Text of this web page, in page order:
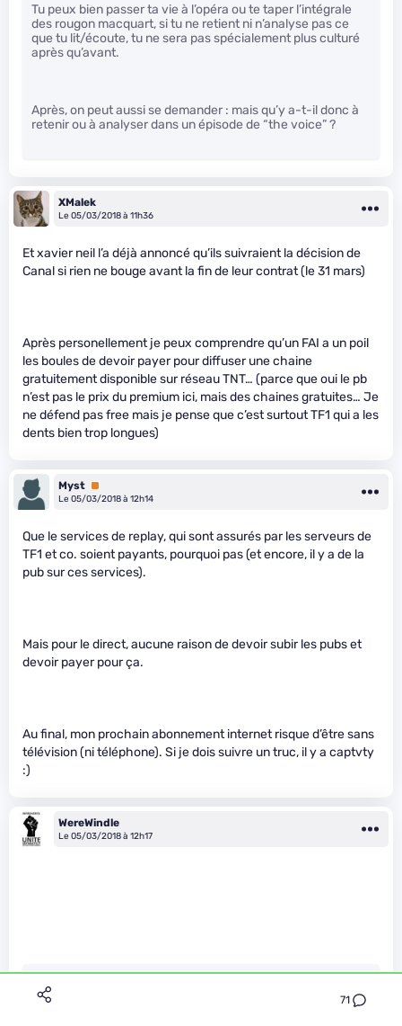
71
Tu peux bien passer ta vie à l’opéra ou te taper l’intégrale
des rougon macquart, si tu ne retient ni n’analyse pas ce
que tu lit/écoute, tu ne sera pas spécialement plus culturé
après qu’avant.
Après, on peut aussi se demander : mais qu’y a-t-il donc à
retenir ou à analyser dans un épisode de “the voice” ?
XMalek
Le 05/03/2018 à 11h36
Et xavier neil l’a déjà annoncé qu’ils suivraient la décision de
Canal si rien ne bouge avant la fin de leur contrat (le 31 mars)
Après personellement je peux comprendre qu’un FAI a un poil
les boules de devoir payer pour diffuser une chaine
gratuitement disponible sur réseau TNT… (parce que oui le pb
n’est pas le prix du premium ici, mais des chaines gratuites… Je
ne défend pas free mais je pense que c’est surtout TF1 qui a les
dents bien trop longues)
Myst Premium
Le 05/03/2018 à 12h14
Que le services de replay, qui sont assurés par les serveurs de
TF1 et co. soient payants, pourquoi pas (et encore, il y a de la
pub sur ces services).
Mais pour le direct, aucune raison de devoir subir les pubs et
devoir payer pour ça.
Au final, mon prochain abonnement internet risque d’être sans
télévision (ni téléphone). Si je dois suivre un truc, il y a captvty
:)
WereWindle
Le 05/03/2018 à 12h17
wanou2 a écrit :